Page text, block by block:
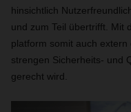
hinsichtlich
und zum Teil übertrifft. Mit
platform somit auch
strengen Sicherheits- und
gerecht wird.